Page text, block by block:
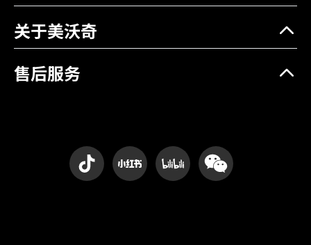
关于美沃奇
售后服务